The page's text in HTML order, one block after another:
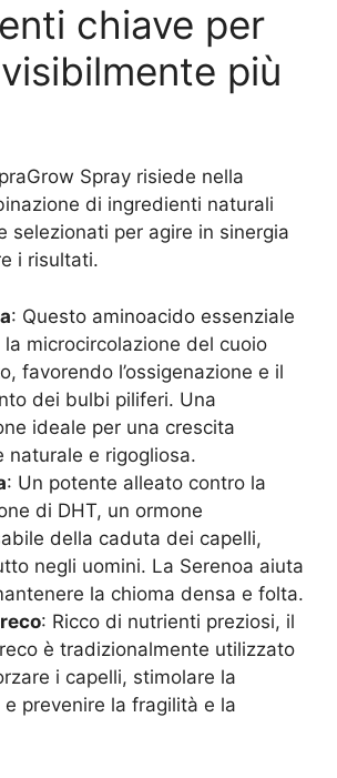
chiave per
più
Spray risiede nella
di ingredienti naturali
selezionati per agire in sinergia
i risultati.
: Questo aminoacido essenziale
la microcircolazione del cuoio
favorendo l’ossigenazione e il
dei bulbi piliferi. Una
ideale per una crescita
naturale e rigogliosa.
: Un potente alleato contro la
di DHT, un ormone
della caduta dei capelli,
negli uomini. La Serenoa aiuta
la chioma densa e folta.
: Ricco di nutrienti preziosi, il
è tradizionalmente utilizzato
i capelli, stimolare la
e prevenire la fragilità e la